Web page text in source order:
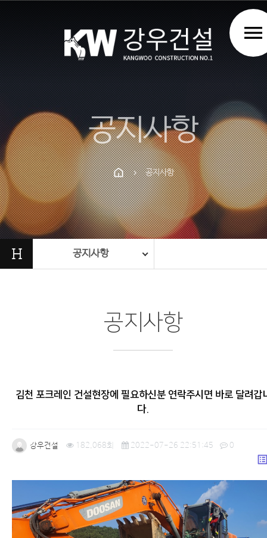
PrevNext
menu
공지사항
chevron_right 공지사항
H 공지사항
공지사항
김천 포크레인 건설현장에 필요하신분 연락주시면 바로 달려갑
다.
강우건설 182,068회 2022-07-26 22:51:45 0